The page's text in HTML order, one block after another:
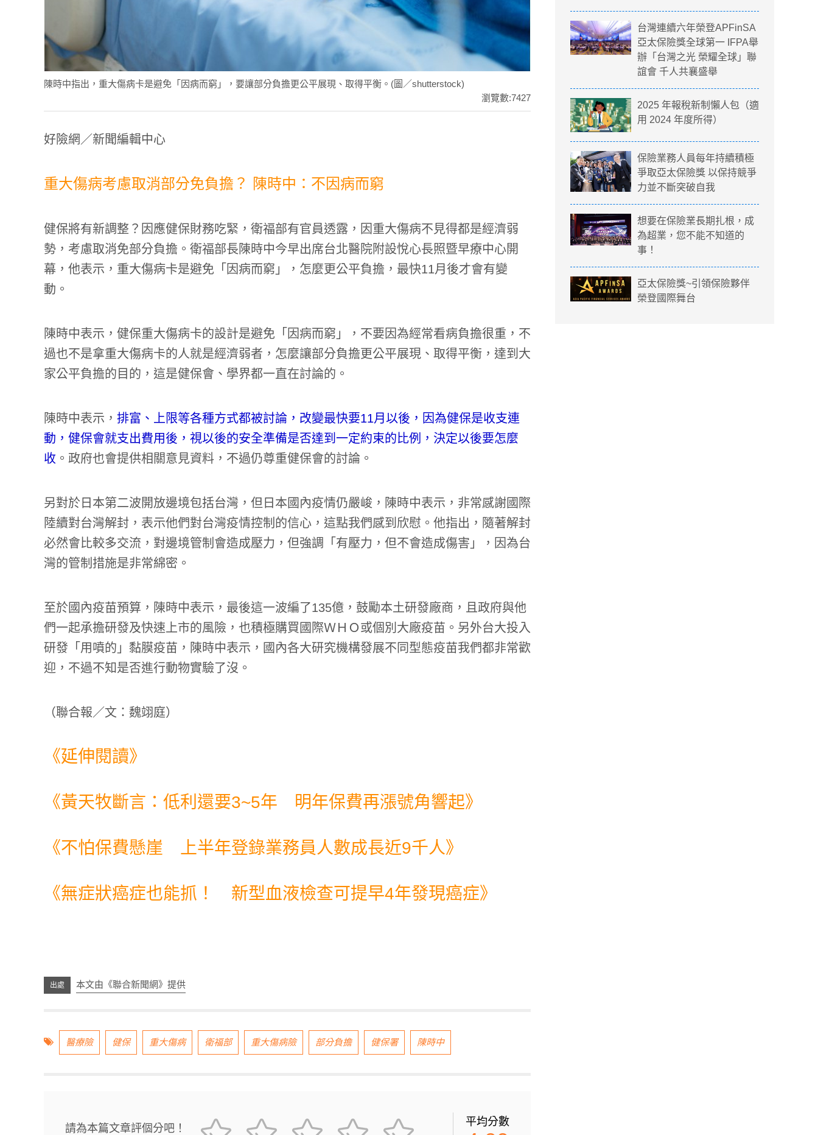
陳時中指出，重大傷病卡是避免「因病而窮」，要讓部分負擔更公平展現、取得平衡。(圖／shutterstock)
瀏覽數:7427
好險網／新聞編輯中心
重大傷病考慮取消部分免負擔？ 陳時中：不因病而窮
健保將有新調整？因應健保財務吃緊，衛福部有官員透露，因重大傷病不見得都是經濟弱
勢，考慮取消免部分負擔。衛福部長陳時中今早出席台北醫院附設悅心長照暨早療中心開
幕，他表示，重大傷病卡是避免「因病而窮」，怎麼更公平負擔，最快11月後才會有變
動。
陳時中表示，健保重大傷病卡的設計是避免「因病而窮」，不要因為經常看病負擔很重，不
過也不是拿重大傷病卡的人就是經濟弱者，怎麼讓部分負擔更公平展現、取得平衡，達到大
家公平負擔的目的，這是健保會、學界都一直在討論的。
陳時中表示， 排富、上限等各種方式都被討論，改變最快要11月以後，因為健保是收支連
動，健保會就支出費用後，視以後的安全準備是否達到一定約束的比例，決定以後要怎麼
收 。政府也會提供相關意見資料，不過仍尊重健保會的討論。
另對於日本第二波開放邊境包括台灣，但日本國內疫情仍嚴峻，陳時中表示，非常感謝國際
陸續對台灣解封，表示他們對台灣疫情控制的信心，這點我們感到欣慰。他指出，隨著解封
必然會比較多交流，對邊境管制會造成壓力，但強調「有壓力，但不會造成傷害」，因為台
灣的管制措施是非常綿密。
至於國內疫苗預算，陳時中表示，最後這一波編了135億，鼓勵本土研發廠商，且政府與他
們一起承擔研發及快速上市的風險，也積極購買國際ＷＨＯ或個別大廠疫苗。另外台大投入
研發「用噴的」黏膜疫苗，陳時中表示，國內各大研究機構發展不同型態疫苗我們都非常歡
迎，不過不知是否進行動物實驗了沒。
（聯合報／文：魏翊庭）
《延伸閱讀》
《黃天牧斷言：低利還要3~5年 明年保費再漲號角響起》
《不怕保費懸崖 上半年登錄業務員人數成長近9千人》
《無症狀癌症也能抓！ 新型血液檢查可提早4年發現癌症》
本文由《聯合新聞網》提供
醫療險 健保 重大傷病 衛福部 重大傷病險 部分負擔 健保署 陳時中
請為本篇文章評個分吧！
平均分數
台灣連續六年榮登APFinSA
亞太保險獎全球第一 IFPA舉
辦「台灣之光 榮耀全球」聯
誼會 千人共襄盛舉
2025 年報稅新制懶人包（適
用 2024 年度所得）
保險業務人員每年持續積極
爭取亞太保險獎 以保持競爭
力並不斷突破自我
想要在保險業長期扎根，成
為超業，您不能不知道的
事！
亞太保險獎~引領保險夥伴
榮登國際舞台